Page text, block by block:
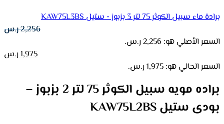
برادة ماء سبيل الكوثر 75 لتر 3 بزبوز - ستيل KAW75L3BS
2,256ر.س
السعر الأصلي هو: 2,256 ر.س.
1,975ر.س
السعر الحالي هو: 1,975 ر.س.
براده مويه سبيل الكوثر 75 لتر 2 بزبوز –
بودى ستيل KAW75L2BS